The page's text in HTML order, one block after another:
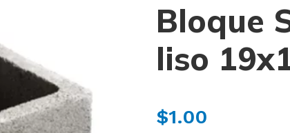
Bloque
liso
$1.00